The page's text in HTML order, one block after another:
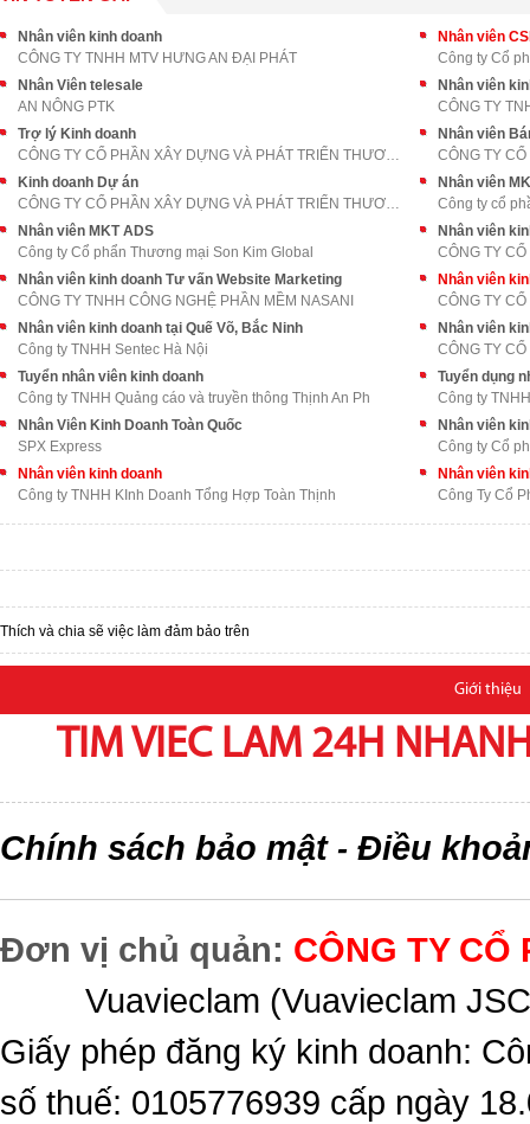
Nhân viên kinh doanh
CÔNG TY TNHH MTV HƯNG AN ĐẠI PHÁT
Nhân viên
Công ty Cổ
Nhân Viên telesale
AN NÔNG PTK
CÔNG TY
Trợ lý Kinh doanh
CÔNG TY CỔ PHẦN XÂY DỰNG VÀ PHÁT TRIỂN THƯƠNG MẠI
Nhân viên
Kinh doanh Dự án
CÔNG TY CỔ PHẦN XÂY DỰNG VÀ PHÁT TRIỂN THƯƠNG MẠI
Nhân viên
Công ty cổ
Nhân viên MKT ADS
Công ty Cổ phẩn Thương mại Son Kim Global
Nhân viên
CÔNG TY
Nhân viên kinh doanh Tư vấn Website Marketing
CÔNG TY TNHH CÔNG NGHỆ PHẦN MỀM NASANI
Nhân viên
CÔNG TY
Nhân viên kinh doanh tại Quế Võ, Bắc Ninh
Công ty TNHH Sentec Hà Nội
Nhân viên
CÔNG TY
Tuyển nhân viên kinh doanh
Công ty TNHH Quảng cáo và truyền thông Thịnh An Ph
Tuyển dụng
Công ty
Nhân Viên Kinh Doanh Toàn Quốc
SPX Express
Nhân viên
Công ty Cổ
Nhân viên kinh doanh
Công ty TNHH KInh Doanh Tổng Hợp Toàn Thịnh
Nhân viên
Công Ty Cổ
Thích và chia sẽ việc làm đảm bảo trên
Giới thiệu
TIM VIEC LAM 24H
Chính sách bảo mật- Điều
Đơn vị chủ quản: CÔNG TY CỔ
Vuavieclam (Vuavieclam
Giấy phép đăng ký kinh doanh:
số thuế: 0105776939 cấp ngày